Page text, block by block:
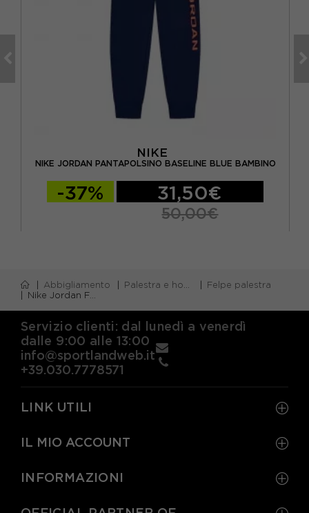
NIKE
NIKE JORDAN PANTAPOLSINO BASELINE BLUE BAMBINO
-37% 31,50€
50,00€
Abbigliamento Palestra e home gym
Felpe palestra
Nike Jordan Felpa Con Cappuccio Baseline Blue Bambino
Servizio clienti: dal lunedì a venerdì
dalle 9:00 alle 13:00
info@sportlandweb.it
+39.030.7778571
LINK UTILI
IL MIO ACCOUNT
INFORMAZIONI